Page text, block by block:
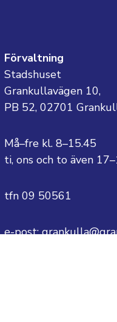
Förvaltning
Stadshuset
Grankullavägen 10,
PB 52, 02701
Må–fre kl. 8–15.45
ti, ons och to även
tfn 09 50561
e-post: